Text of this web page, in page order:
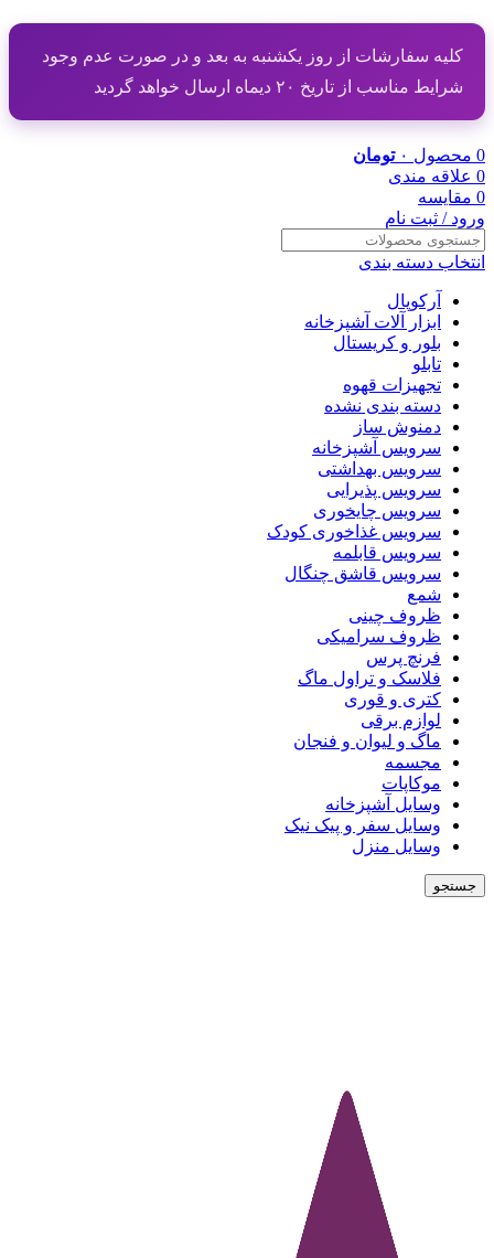
کلیه سفارشات از روز یکشنبه به بعد و در صورت عدم وجود
شرایط مناسب از تاریخ ۲۰ دیماه ارسال خواهد گردید
0 محصول ۰ تومان
0 علاقه مندی
0 مقایسه
ورود / ثبت نام
انتخاب دسته بندی
آرکوپال
ابزار آلات آشپزخانه
بلور و کریستال
تابلو
تجهیزات قهوه
دسته بندی نشده
دمنوش ساز
سرویس آشپزخانه
سرویس بهداشتی
سرویس پذیرایی
سرویس چایخوری
سرویس غذاخوری کودک
سرویس قابلمه
سرویس قاشق چنگال
شمع
ظروف چینی
ظروف سرامیکی
فرنچ پرس
فلاسک و تراول ماگ
کتری و قوری
لوازم برقی
ماگ و لیوان و فنجان
مجسمه
موکاپات
وسایل آشپزخانه
وسایل سفر و پیک نیک
وسایل منزل
جستجو